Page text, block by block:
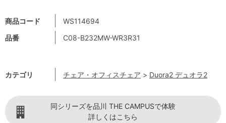
商品コード
WS114694
品番
C08-B232MW-WR3R31
カテゴリ チェア・オフィスチェア > Duora2 デュオラ2
同シリーズを品川 THE CAMPUSで体験
詳しくはこちら